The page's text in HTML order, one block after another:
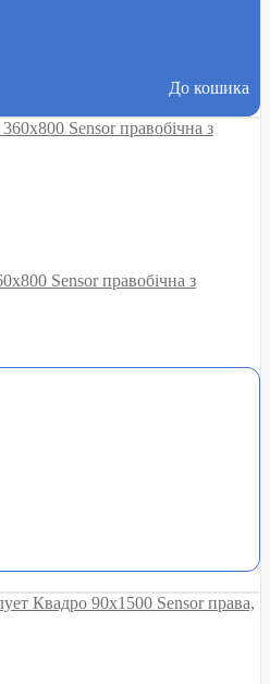
До кошика
Sensor правобічна з